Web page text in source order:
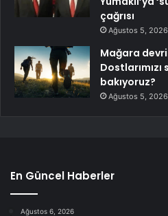
çağrısı
Ağustos 5, 2026
Mağara
bakıyoruz?
Ağustos 5, 2026
En Güncel Haberler
Ağustos 6, 2026